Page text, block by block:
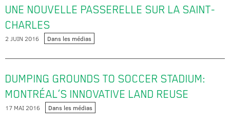
UNE NOUVELLE PASSERELLE SUR LA SAINT-
CHARLES
2 JUIN 2016 Dans les médias
DUMPING GROUNDS TO SOCCER STADIUM:
MONTRÉAL’S INNOVATIVE LAND REUSE
17 MAI 2016 Dans les médias